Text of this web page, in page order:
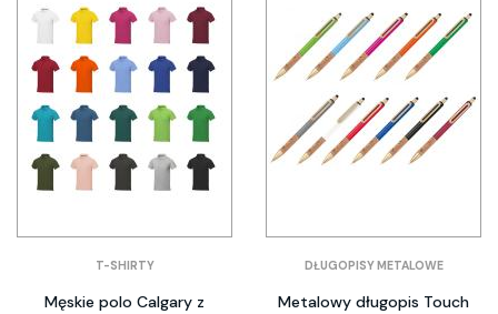
T-SHIRTY
Męskie polo Calgary z
DŁUGOPISY METALOWE
Metalowy długopis Touch